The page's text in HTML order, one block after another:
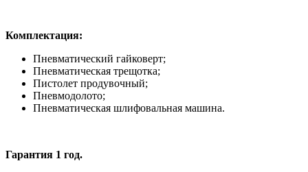
Комплектация:
Пневматический гайковерт;
Пневматическая трещотка;
Пистолет продувочный;
Пневмодолото;
Пневматическая шлифовальная машина.
Гарантия 1 год.